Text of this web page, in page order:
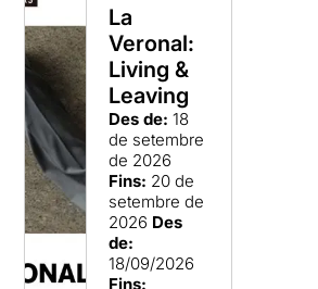
La
Veronal:
Living &
Leaving
Des de: 18
de setembre
de 2026
Fins: 20 de
setembre de
2026 Des
de:
18/09/2026
Fins: